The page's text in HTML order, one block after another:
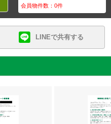
会員物件数：0件
LINEで共有する